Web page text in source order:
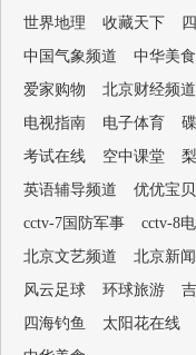
世界地理
收藏天下
中国气象频道
中华美食
爱家购物
北京财经频道
电视指南
电子体育
考试在线
空中课堂
英语辅导频道
优优宝贝
cctv-7国防军事
cctv-8
北京文艺频道
北京新
风云足球
环球旅游
四海钓鱼
太阳花在线